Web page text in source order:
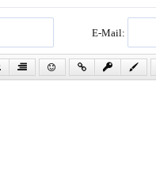
E-Mail: